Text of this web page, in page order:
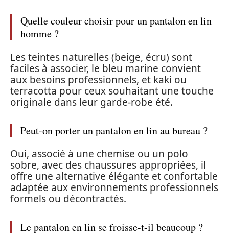
Quelle couleur choisir pour un pantalon en lin
homme ?
Les teintes naturelles (beige, écru) sont
faciles à associer, le bleu marine convient
aux besoins professionnels, et kaki ou
terracotta pour ceux souhaitant une touche
originale dans leur garde-robe été.
Peut-on porter un pantalon en lin au bureau ?
Oui, associé à une chemise ou un polo
sobre, avec des chaussures appropriées, il
offre une alternative élégante et confortable
adaptée aux environnements professionnels
formels ou décontractés.
Le pantalon en lin se froisse-t-il beaucoup ?